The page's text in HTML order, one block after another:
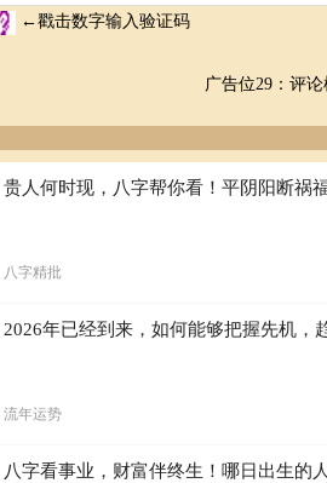
广告位29：评
贵人何时现，八字帮你看！平阴阳断祸
八字精批
2026年已经到来，如何能够把握先机，
流年运势
八字看事业，财富伴终生！哪日出生的